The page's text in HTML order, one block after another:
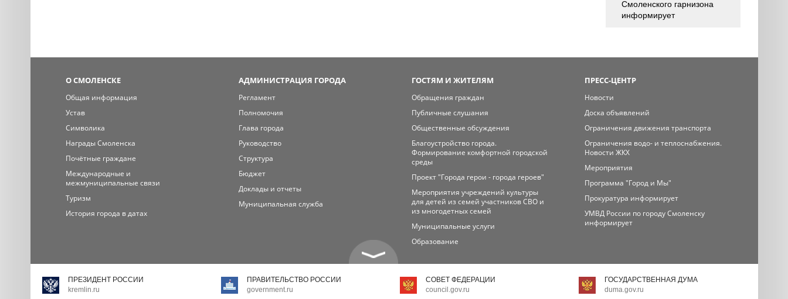
Смоленского гарнизона
информирует
О СМОЛЕНСКЕ
Общая информация
Устав
Символика
Награды Смоленска
Почётные граждане
Международные и
межмуниципальные связи
Туризм
История города в датах
АДМИНИСТРАЦИЯ ГОРОДА
Регламент
Полномочия
Глава города
Руководство
Структура
Бюджет
Доклады и отчеты
Муниципальная служба
ГОСТЯМ И ЖИТЕЛЯМ
Обращения граждан
Публичные слушания
Общественные обсуждения
Благоустройство города.
Формирование комфортной городской
среды
Проект "Города герои - города героев"
Мероприятия учреждений культуры
для детей из семей участников СВО и
из многодетных семей
Муниципальные услуги
Образование
ПРЕСС-ЦЕНТР
Новости
Доска объявлений
Ограничения движения транспорта
Ограничения водо- и теплоснабжения.
Новости ЖКХ
Мероприятия
Программа "Город и Мы"
Прокуратура информирует
УМВД России по городу Смоленску
информирует
ПРЕЗИДЕНТ РОССИИ
kremlin.ru
ПРАВИТЕЛЬСТВО РОССИИ
government.ru
СОВЕТ ФЕДЕРАЦИИ
council.gov.ru
ГОСУДАРСТВЕННАЯ ДУМА
duma.gov.ru